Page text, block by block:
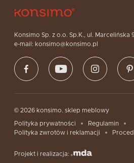
Konsimo Sp. z o.o. Sp.K., ul. Marcelińska
e-mail: konsimo@konsimo.pl
© 2026 konsimo. sklep meblowy
Polityka prywatności
Regulamin
Polityka zwrotów i reklamacji
Projekt i realizacja: